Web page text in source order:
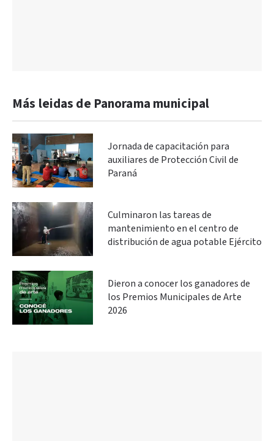
Más leidas de Panorama municipal
Jornada de capacitación para
auxiliares de Protección Civil de
Paraná
Culminaron las tareas de
mantenimiento en el centro de
distribución de agua potable Ejército
Dieron a conocer los ganadores de
los Premios Municipales de Arte
2026